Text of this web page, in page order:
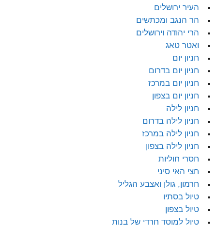
העיר ירושלים
הר הנגב ומכתשים
הרי יהודה וירושלים
ואטר טאג
חניון יום
חניון יום בדרום
חניון יום במרכז
חניון יום בצפון
חניון לילה
חניון לילה בדרום
חניון לילה במרכז
חניון לילה בצפון
חסרי חוליות
חצי האי סיני
חרמון, גולן ואצבע הגליל
טיול בסתיו
טיול בצפון
טיול למוסד חרדי של בנות